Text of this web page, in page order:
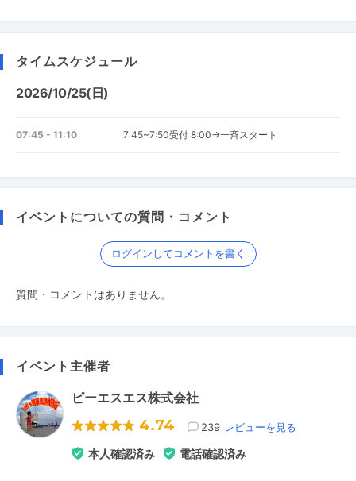
タイムスケジュール
2026/10/25(日)
07:45 - 11:10 7:45~7:50受付 8:00→一斉スタート
イベントについての質問・コメント
ログインしてコメントを書く
質問・コメントはありません。
イベント主催者
ピーエスエス株式会社
4.74 239 レビューを見る
本人確認済み 電話確認済み